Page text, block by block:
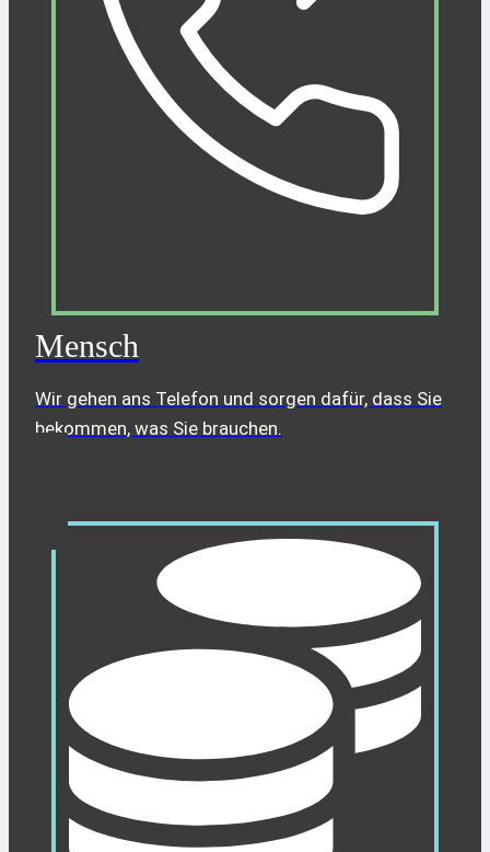
Mensch
Wir gehen ans Telefon und sorgen dafür, dass Sie
bekommen, was Sie brauchen.